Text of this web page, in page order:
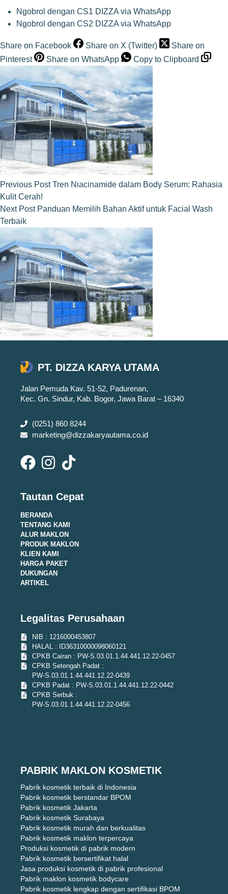
Ngobrol dengan CS1 DIZZA via WhatsApp
Ngobrol dengan CS2 DIZZA via WhatsApp
Share on Facebook Share on X (Twitter)
Share on
Pinterest
Share on WhatsApp Copy to Clipboard
Previous Post Tren Niacinamide dalam Body Serum: Rahasia
Kulit Cerah!
Next Post Panduan Memilih Bahan Aktif untuk Facial Wash
Terbaik
PT. DIZZA KARYA UTAMA
Jalan Pemuda Kav. 51-52, Padurenan,
Kec. Gn. Sindur, Kab. Bogor, Jawa Barat – 16340
(0251) 860 8244
marketing@dizzakaryautama.co.id
Tautan Cepat
BERANDA
TENTANG KAMI
ALUR MAKLON
PRODUK MAKLON
KLIEN KAMI
HARGA PAKET
DUKUNGAN
ARTIKEL
Legalitas Perusahaan
NIB : 1216000453807
HALAL : ID36310000098060121
CPKB Cairan : PW-S.03.01.1.44.441.12.22-0457
CPKB Setengah Padat :
PW-S.03.01.1.44.441.12.22-0439
CPKB Padat : PW-S.03.01.1.44.441.12.22-0442
CPKB Serbuk :
PW-S.03.01.1.44.441.12.22-0456
PABRIK MAKLON KOSMETIK
Pabrik kosmetik terbaik di Indonesia
Pabrik kosmetik berstandar BPOM
Pabrik kosmetik Jakarta
Pabrik kosmetik Surabaya
Pabrik kosmetik murah dan berkualitas
Pabrik kosmetik maklon terpercaya
Produksi kosmetik di pabrik modern
Pabrik kosmetik bersertifikat halal
Jasa produksi kosmetik di pabrik profesional
Pabrik maklon kosmetik bodycare
Pabrik kosmetik lengkap dengan sertifikasi BPOM